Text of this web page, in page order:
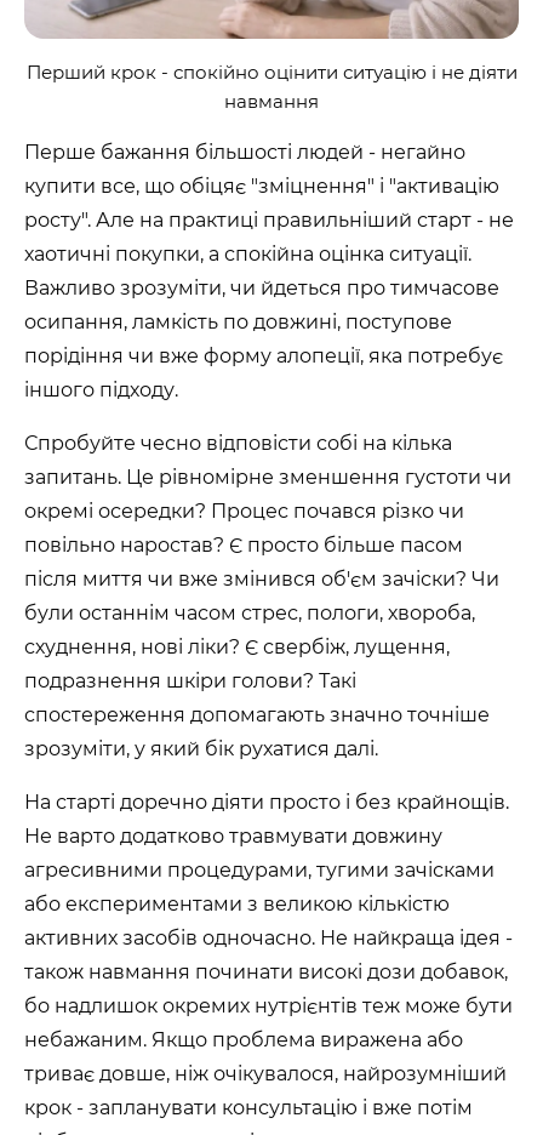
Перший крок - спокійно оцінити ситуацію і не діяти
навмання
Перше бажання більшості людей - негайно
купити все, що обіцяє "зміцнення" і "активацію
росту". Але на практиці правильніший старт - не
хаотичні покупки, а спокійна оцінка ситуації.
Важливо зрозуміти, чи йдеться про тимчасове
осипання, ламкість по довжині, поступове
порідіння чи вже форму алопеції, яка потребує
іншого підходу.
Спробуйте чесно відповісти собі на кілька
запитань. Це рівномірне зменшення густоти чи
окремі осередки? Процес почався різко чи
повільно наростав? Є просто більше пасом
після миття чи вже змінився об'єм зачіски? Чи
були останнім часом стрес, пологи, хвороба,
схуднення, нові ліки? Є свербіж, лущення,
подразнення шкіри голови? Такі
спостереження допомагають значно точніше
зрозуміти, у який бік рухатися далі.
На старті доречно діяти просто і без крайнощів.
Не варто додатково травмувати довжину
агресивними процедурами, тугими зачісками
або експериментами з великою кількістю
активних засобів одночасно. Не найкраща ідея -
також навмання починати високі дози добавок,
бо надлишок окремих нутрієнтів теж може бути
небажаним. Якщо проблема виражена або
триває довше, ніж очікувалося, найрозумніший
крок - запланувати консультацію і вже потім